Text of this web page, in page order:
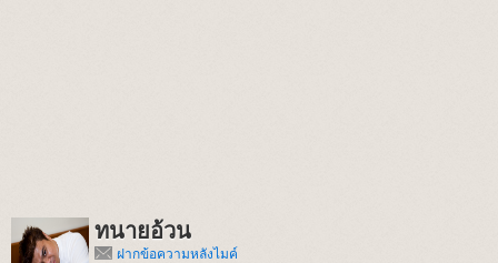
ทนายอ้วน
ฝากข้อความหลังไมค์